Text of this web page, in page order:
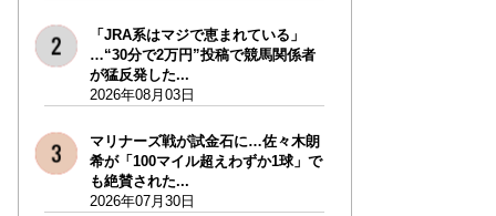
「JRA系はマジで恵まれている」
…“30分で2万円”投稿で競馬関係者
が猛反発した...
2026年08月03日
マリナーズ戦が試金石に…佐々木朗
希が「100マイル超えわずか1球」で
も絶賛された...
2026年07月30日